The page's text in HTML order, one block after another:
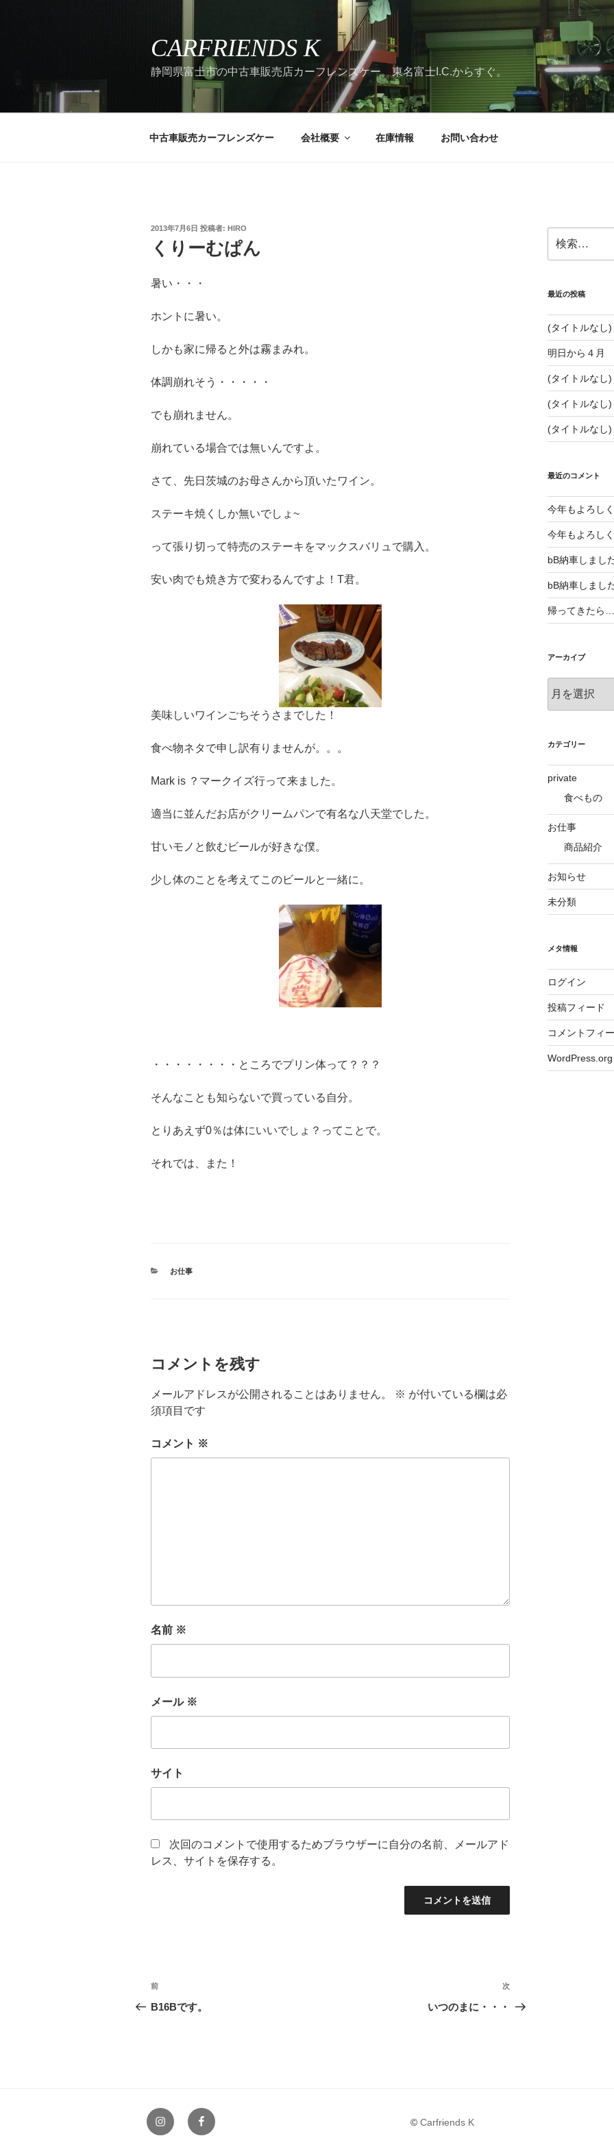
CARFRIENDS K
静岡県富士市の中古車販売店カーフレンズケー。東名富士I.C.からすぐ。
中古車販売カーフレンズケー 会社概要 在庫情報 お問い合わせ
投
日:
2013年7月6日 投稿者: HIRO
くりーむぱん
暑い・・・
ホントに暑い。
しかも家に帰ると外は霧まみれ。
体調崩れそう・・・・・
でも崩れません。
崩れている場合では無いんですよ。
さて、先日茨城のお母さんから頂いたワイン。
ステーキ焼くしか無いでしょ~
って張り切って特売のステーキをマックスバリュで購入。
安い肉でも焼き方で変わるんですよ！T君。
美味しいワインごちそうさまでした！
食べ物ネタで申し訳有りませんが。。。
Mark is ？マークイズ行って来ました。
適当に並んだお店がクリームパンで有名な八天堂でした。
甘いモノと飲むビールが好きな僕。
少し体のことを考えてこのビールと一緒に。
・・・・・・・・ところでプリン体って？？？
そんなことも知らないで買っている自分。
とりあえず0％は体にいいでしょ？ってことで。
それでは、また！
カ
お仕事
コメントを残す
メールアドレスが公開されることはありません。 ※ が付いている欄は必
須項目です
コメント ※
名前 ※
メール ※
サイト
次回のコメントで使用するためブラウザーに自分の名前、メールアド
レス、サイトを保存する。
投
稿
ー
シ
前
の
前
B16Bです。
次
の
次
いつのまに・・・
索:
最近の投稿
(タイトルなし)
明日から４月
(タイトルなし)
(タイトルなし)
(タイトルなし)
最近のコメント
今年もよろし
今年もよろし
bB納車しまし
bB納車しまし
帰ってきたら…
アーカイブ
ー
ブ
カテゴリー
private
食べもの
お仕事
商品紹介
お知らせ
未分類
メタ情報
ログイン
投稿フィード
コメントフィ
WordPress.org
Instagramfacebook
© Carfriends K